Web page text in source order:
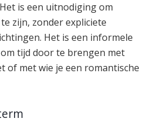
is een uitnodiging om
zijn, zonder expliciete
Het is een informele
tijd door te brengen met
of met wie je een romantische